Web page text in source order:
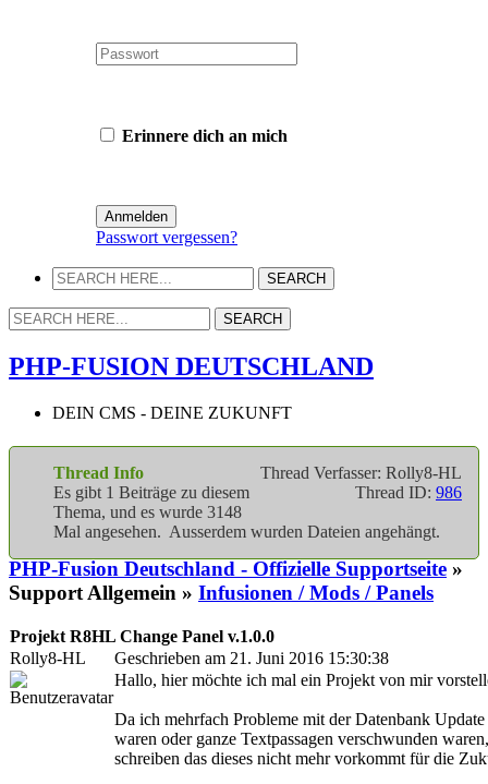
Erinnere dich an mich
Passwort vergessen?
PHP-FUSION DEUTSCHLAND
DEIN CMS - DEINE ZUKUNFT
Thread Verfasser: Rolly8-HL
Thread ID: 986
Thread Info
Es gibt 1 Beiträge zu diesem
Thema, und es wurde 3148
Mal angesehen. Ausserdem wurden Dateien angehängt.
PHP-Fusion Deutschland - Offizielle Supportseite »
Support Allgemein » Infusionen / Mods / Panels
Projekt R8HL Change Panel v.1.0.0
Rolly8-HL
Geschrieben am 21. Juni 2016 15:30:38
Hallo, hier möchte ich mal ein Projekt von mir
Da ich mehrfach Probleme mit der Datenbank
waren oder ganze Textpassagen verschwunden
schreiben das dieses nicht mehr vorkommt für die